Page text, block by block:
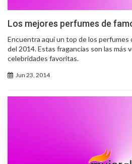
Los mejores perfumes de
Encuentra aquí un top de los perfumes
del 2014. Estas fragancias son las más
celebridades favoritas.
Jun 23, 2014